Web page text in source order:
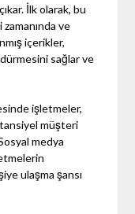
İlk olarak, bu
zamanında ve
içerikler,
sağlar ve
işletmeler,
müşteri
medya
ulaşma şansı